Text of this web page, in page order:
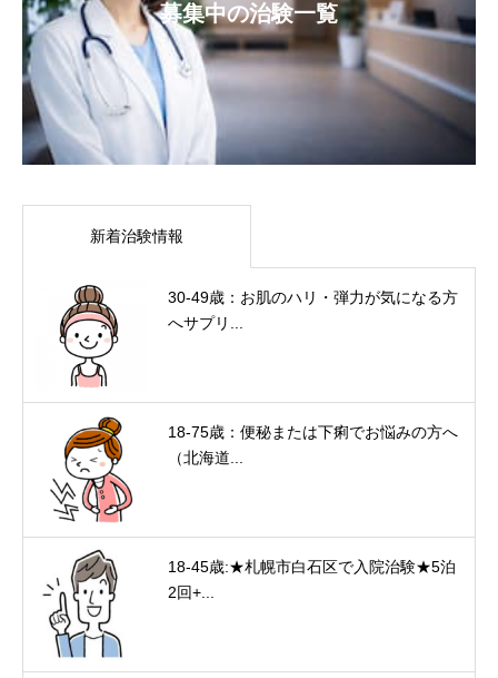
募集中の治験一覧
新着治験情報
30-49歳：お肌のハリ・弾力が気になる方
へサプリ...
18-75歳：便秘または下痢でお悩みの方へ
（北海道...
18-45歳:★札幌市白石区で入院治験★5泊
2回+...